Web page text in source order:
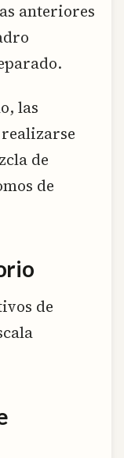
anteriores
las
de
de
de